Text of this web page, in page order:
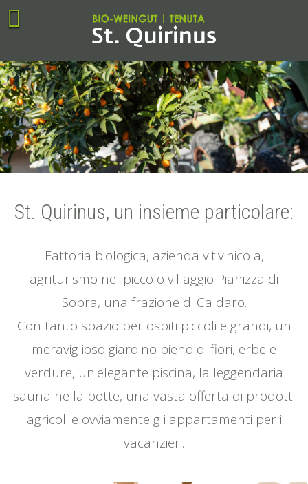
St. Quirinus, un insieme particolare:
Fattoria biologica, azienda vitivinicola,
agriturismo nel piccolo villaggio Pianizza di
Sopra, una frazione di Caldaro.
Con tanto spazio per ospiti piccoli e grandi, un
meraviglioso giardino pieno di fiori, erbe e
verdure, un'elegante piscina, la leggendaria
sauna nella botte, una vasta offerta di prodotti
agricoli e ovviamente gli appartamenti per i
vacanzieri.